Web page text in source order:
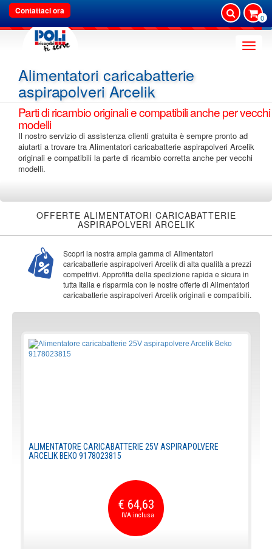
Contattaci ora
0
Toggle
Alimentatori caricabatterie
aspirapolveri Arcelik
Parti di ricambio originali e compatibili anche per vecchi
modelli
Il nostro servizio di assistenza clienti gratuita è sempre pronto ad
aiutarti a trovare tra Alimentatori caricabatterie aspirapolveri Arcelik
originali e compatibili la parte di ricambio corretta anche per vecchi
modelli.
OFFERTE ALIMENTATORI CARICABATTERIE
ASPIRAPOLVERI ARCELIK
Scopri la nostra ampia gamma di Alimentatori
caricabatterie aspirapolveri Arcelik di alta qualità a prezzi
competitivi. Approfitta della spedizione rapida e sicura in
tutta Italia e risparmia con le nostre offerte di Alimentatori
caricabatterie aspirapolveri Arcelik originali e compatibili.
ALIMENTATORE CARICABATTERIE 25V ASPIRAPOLVERE
ARCELIK BEKO 9178023815
€ 64,63